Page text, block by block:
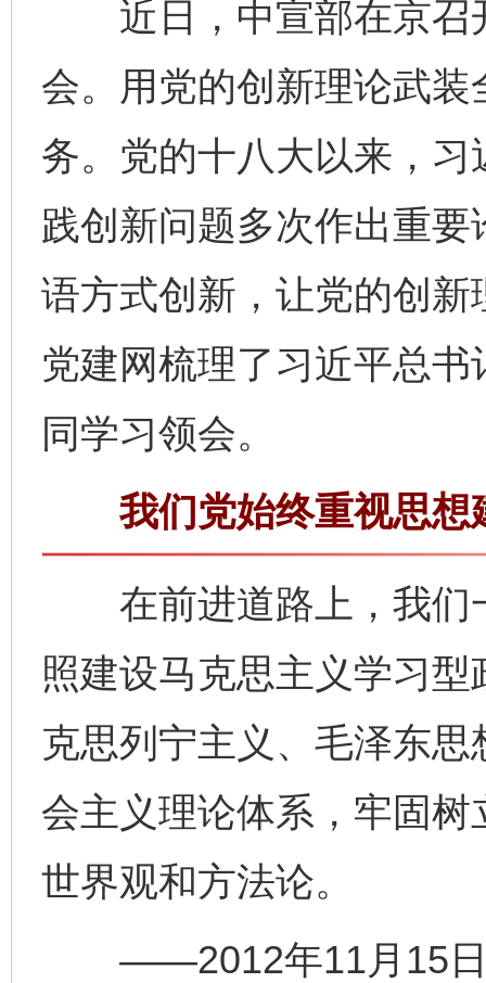
近日，中宣部在京召
会。用党的创新理论武
务。党的十八大以来，
践创新问题多次作出重
语方式创新，让党的创新
党建网梳理了习近平总
同学习领会。
我们党始终重视思想
在前进道路上，我们
照建设马克思主义学习
克思列宁主义、毛泽东
会主义理论体系，牢固
世界观和方法论。
——2012年11月15日